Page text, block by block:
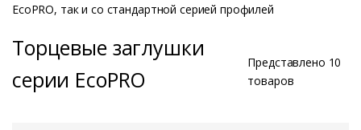
EcoPRO, так и со стандартной серией профилей
Торцевые заглушки
серии EcoPRO
Представлено 10
товаров